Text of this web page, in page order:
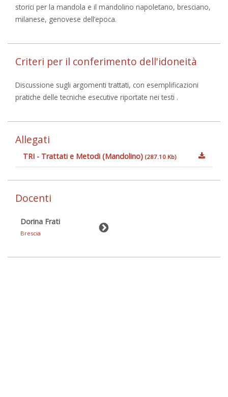
storici per la mandola e il mandolino napoletano, bresciano,
milanese, genovese dell’epoca.
Criteri per il conferimento dell'idoneità
Discussione sugli argomenti trattati, con esemplificazioni
pratiche delle tecniche esecutive riportate nei testi .
Allegati
TRI - Trattati e Metodi (Mandolino) (287.10 Kb)
Docenti
Dorina Frati
Brescia